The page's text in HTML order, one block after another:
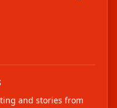
and stories from